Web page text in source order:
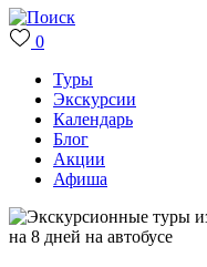
0
Туры
Экскурсии
Календарь
Блог
Акции
Афиша